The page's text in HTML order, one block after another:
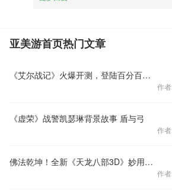
亚美游首页热门文章
《艾尔战记》火爆开测，登陆百分百领成长基金
作
《虚荣》战警凯瑟琳背景故事 盾与弓
作
佛法乾坤！全新《天龙八部3D》妙用菩提子
作